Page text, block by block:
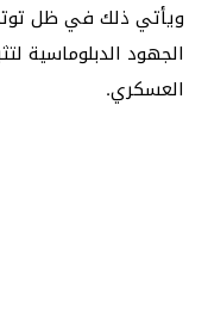
ويأتي ذلك في ظل
الجهود الدبلوماسية
العسكري.